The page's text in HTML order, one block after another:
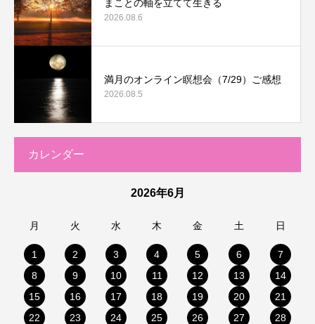
2026.08.6
満月のオンライン瞑想会（7/29）ご感想
2026.08.5
カレンダー
2026年6月
月 火 水 木 金 土 日
1 2 3 4 5 6
7
8
9 10 11 12 13
14
15
16 17 18 19 20
21
22
23 24 25 26 27
28